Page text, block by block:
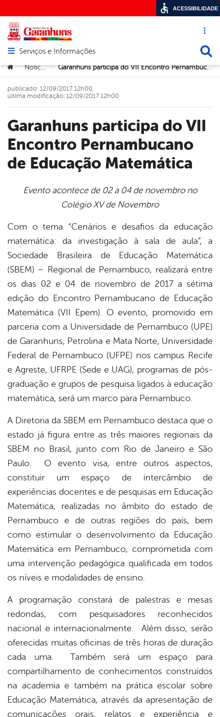
Acesso
Abrir menu principal de navegação
Serviços e Informações
Você está aqui:
> Notícias > Garanhuns participa do VII Encontro Pernambucano de Educação Matemática
Garanhuns participa do VII
Encontro Pernambucano
de Educação Matemática
publicado: 12/09/2017 12h00,
última modificação: 12/09/2017 12h00
Evento acontece de 02 a 04 de novembro no
Colégio XV de Novembro
Com o tema “Cenários e desafios da educação
matemática: da investigação à sala de aula”, a
Sociedade Brasileira de Educação Matemática
(SBEM) – Regional de Pernambuco, realizará entre
os dias 02 e 04 de novembro de 2017 a sétima
edição do Encontro Pernambucano de Educação
Matemática (VII Epem). O evento, promovido em
parceria com a Universidade de Pernambuco (UPE)
de Garanhuns, Petrolina e Mata Norte, Universidade
Federal de Pernambuco (UFPE) nos campus Recife
e Agreste, UFRPE (Sede e UAG), programas de pós-
graduação e grupos de pesquisa ligados à educação
matemática, será um marco para Pernambuco.
A Diretoria da SBEM em Pernambuco destaca que o
estado já figura entre as três maiores regionais da
SBEM no Brasil, junto com Rio de Janeiro e São
Paulo. O evento visa, entre outros aspectos,
constituir um espaço de intercâmbio de
experiências docentes e de pesquisas em Educação
Matemática, realizadas no âmbito do estado de
Pernambuco e de outras regiões do país, bem
como estimular o desenvolvimento da Educação
Matemática em Pernambuco, comprometida com
uma intervenção pedagógica qualificada em todos
os níveis e modalidades de ensino.
A programação constará de palestras e mesas
redondas, com pesquisadores reconhecidos
nacional e internacionalmente. Além disso, serão
oferecidas muitas oficinas de três horas de duração
cada uma. Também será um espaço para
compartilhamento de conhecimentos construídos
na academia e também na prática escolar sobre
Educação Matemática, através da apresentação de
comunicações orais, relatos e experiência e
ACESSIBILIDADE